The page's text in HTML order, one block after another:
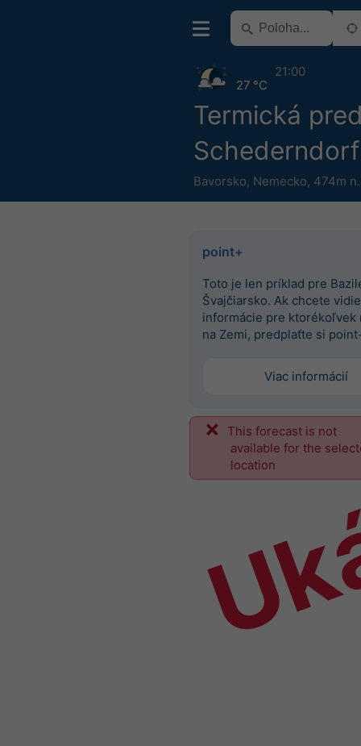
Termická
Schederndorf
Bavorsko, Nemecko, 474m
27 °C
21:00
point+
Toto je len príklad pre
Švajčiarsko. Ak chcete
informácie pre ktorékoľvek
na Zemi, predplaťte si
Viac informácií
This forecast is not
available for the
location